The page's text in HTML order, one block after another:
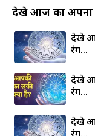
देखे आज का अपना
देखे
रंग…
देखे
रंग…
देखे